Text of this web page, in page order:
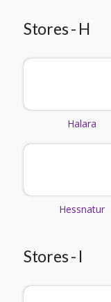
Stores - H
Halara
Hessnatur
Stores - I